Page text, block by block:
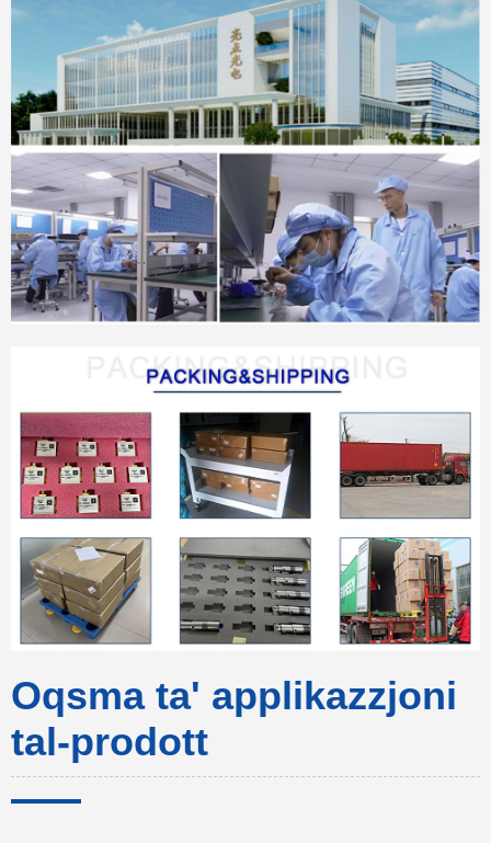
Oqsma ta' applikazzjoni
tal-prodott